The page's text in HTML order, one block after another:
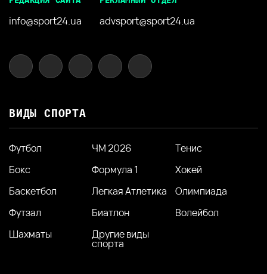
info@sport24.ua advsport@sport24.ua
ВИДЫ СПОРТА
Футбол ЧМ 2026
Тенис
Бокс
Формула 1
Хокей
Баскетбол
Легкая Атлетика
Олимпиада
Футзал
Биатлон
Волейбол
Шахматы
Другие виды
спорта